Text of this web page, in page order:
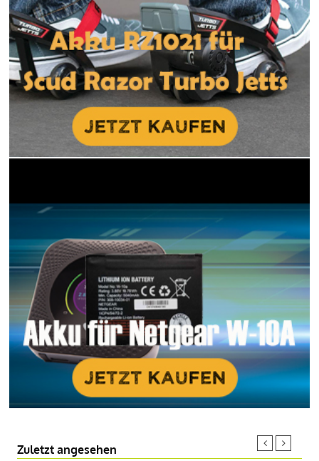
Zuletzt angesehen